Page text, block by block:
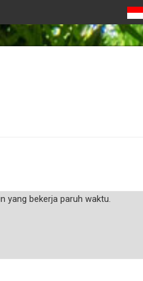
yang bekerja paruh waktu.